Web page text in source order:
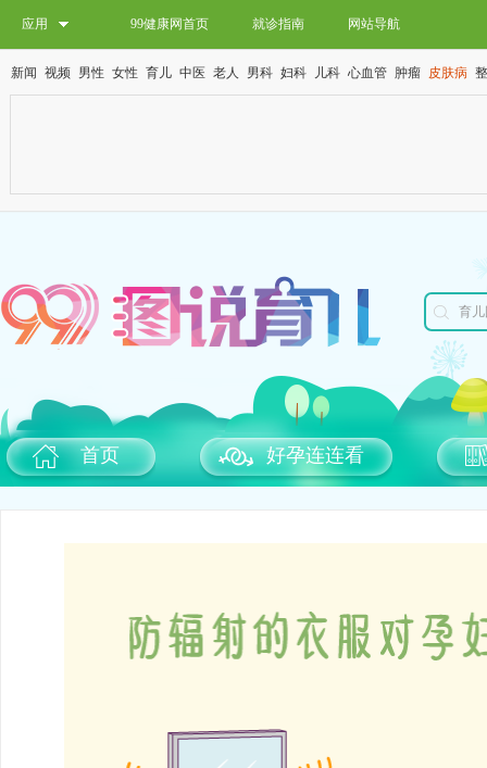
应用 99健康网首页 就诊指南 网站导航
新闻 视频 男性 女性 育儿 中医 老人 男科 妇科 儿科 心血管 肿瘤 皮肤病
首页 好孕连连看